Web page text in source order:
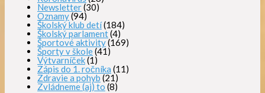
Newsletter(30)
Oznamy(94)
Školský klub detí(184)
Školský parlament(4)
Športové aktivity(169)
Športy v škole(41)
Výtvarníček(1)
Zápis do 1. ročníka (11)
Zdravie a pohyb (21)
Zvládneme (aj) to (8)